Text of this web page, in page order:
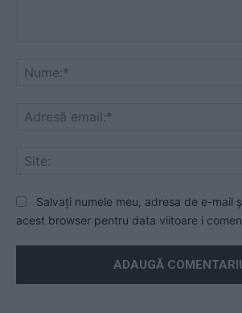
Salvați numele meu, adresa de e-mail
acest browser pentru data viitoare i